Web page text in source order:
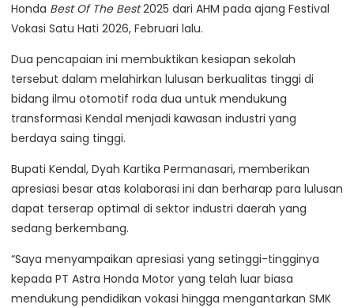
Honda Best Of The Best2025 dari AHM pada ajang Festival
Vokasi Satu Hati 2026, Februari lalu.
Dua pencapaian ini membuktikan kesiapan sekolah
tersebut dalam melahirkan lulusan berkualitas tinggi di
bidang ilmu otomotif roda dua untuk mendukung
transformasi Kendal menjadi kawasan industri yang
berdaya saing tinggi.
Bupati Kendal, Dyah Kartika Permanasari, memberikan
apresiasi besar atas kolaborasi ini dan berharap para lulusan
dapat terserap optimal di sektor industri daerah yang
sedang berkembang.
“Saya menyampaikan apresiasi yang setinggi-tingginya
kepada PT Astra Honda Motor yang telah luar biasa
mendukung pendidikan vokasi hingga mengantarkan SMK